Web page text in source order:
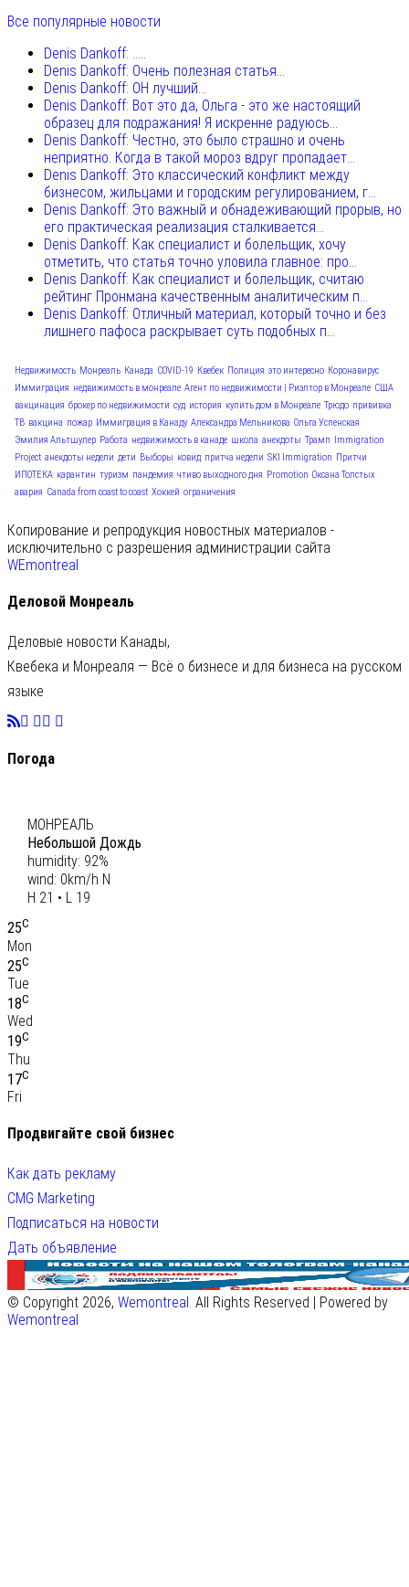
Все популярные новости
Denis Dankoff: .....
Denis Dankoff: Очень полезная статья...
Denis Dankoff: ОН лучший...
Denis Dankoff: Вот это да, Ольга - это же настоящий
образец для подражания! Я искренне радуюсь...
Denis Dankoff: Честно, это было страшно и очень
неприятно. Когда в такой мороз вдруг пропадает...
Denis Dankoff: Это классический конфликт между
бизнесом, жильцами и городским регулированием, г...
Denis Dankoff: Это важный и обнадеживающий прорыв, но
его практическая реализация сталкивается...
Denis Dankoff: Как специалист и болельщик, хочу
отметить, что статья точно уловила главное: про...
Denis Dankoff: Как специалист и болельщик, считаю
рейтинг Пронмана качественным аналитическим п...
Denis Dankoff: Отличный материал, который точно и без
лишнего пафоса раскрывает суть подобных п...
Недвижимость Монреаль Канада COVID-19 Квебек Полиция это интересно Коронавирус
Иммиграция недвижимость в монреале Агент по недвижимости | Риэлтор в Монреале США
вакцинация брокер по недвижимости суд история купить дом в Монреале Трюдо прививка
ТВ вакцина пожар Иммиграция в Канаду Александра Мельникова Ольга Успенская
Эмилия Альтшулер Работа недвижимость в канаде школа анекдоты Трамп Immigration
Project анекдоты недели дети Выборы ковид притча недели SKI Immigration Притчи
ИПОТЕКА карантин туризм пандемия чтиво выходного дня Promotion Оксана Толстых
авария Canada from coast to coast Хоккей ограничения
Копирование и репродукция новостных материалов -
исключительно с разрешения администрации сайта
WEmontreal
Деловой Монреаль
Деловые новости Канады,
Квебека и Монреаля — Всё о бизнесе и для бизнеса на русском
языке
Погода
МОНРЕАЛЬ
Небольшой Дождь
humidity: 92%
wind: 0km/h N
H 21 • L 19
25C
Mon
25C
Tue
18C
Wed
19C
Thu
17C
Fri
Продвигайте свой бизнес
Как дать рекламу
CMG Marketing
Подписаться на новости
Дать объявление
© Copyright 2026, Wemontreal . All Rights Reserved | Powered by
Wemontreal